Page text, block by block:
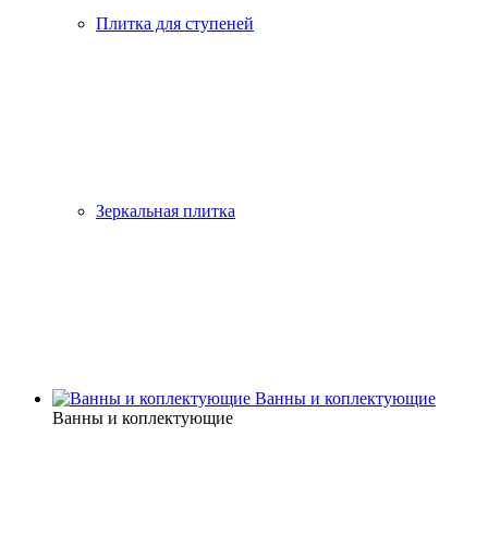
Плитка для ступеней
Зеркальная плитка
Ванны и коплектующие
Ванны и коплектующие